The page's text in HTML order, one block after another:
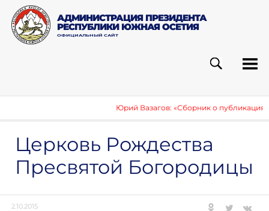
АДМИНИСТРАЦИЯ ПРЕЗИДЕНТА
РЕСПУБЛИКИ ЮЖНАЯ ОСЕТИЯ
ОФИЦИАЛЬНЫЙ САЙТ
ПОИСК
Юрий Вазагов: «Сборник о публикациях
Церковь Рождества
Пресвятой Богородицы
2.10.2015